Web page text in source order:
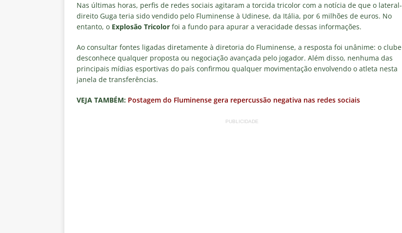
NOTÍCIAS
[ 7 de agosto de 2026 ] Gigantes da Premier League disputam Kauã Elias: joia revelada pelo
Fluminense é avaliada em R$ 218 milhões e Tricolor mantém porcentagem
NOTÍCIAS
[ 7 de agosto de 2026 ]
Botafogo x Fluminense: onde assistir ao vivo, horário e escalações do
clássico pelo Brasileirão 2026
Nas últimas horas, perfis de redes sociais agitaram a torcida tricolor com a notícia de que o lateral-
direito Guga teria sido vendido pelo Fluminense à Udinese, da Itália, por 6 milhões de euros. No
entanto, o Explosão Tricolor foi a fundo para apurar a veracidade dessas informações.
Ao consultar fontes ligadas diretamente à diretoria do Fluminense, a resposta foi unânime: o clube
desconhece qualquer proposta ou negociação avançada pelo jogador. Além disso, nenhuma das
principais mídias esportivas do país confirmou qualquer movimentação envolvendo o atleta nesta
janela de transferências.
VEJA TAMBÉM: Postagem do Fluminense gera repercussão negativa nas redes sociais
PUBLICIDADE